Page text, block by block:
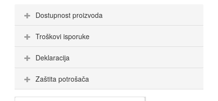
Dostupnost proizvoda
Troškovi isporuke
Deklaracija
Zaštita potrošača